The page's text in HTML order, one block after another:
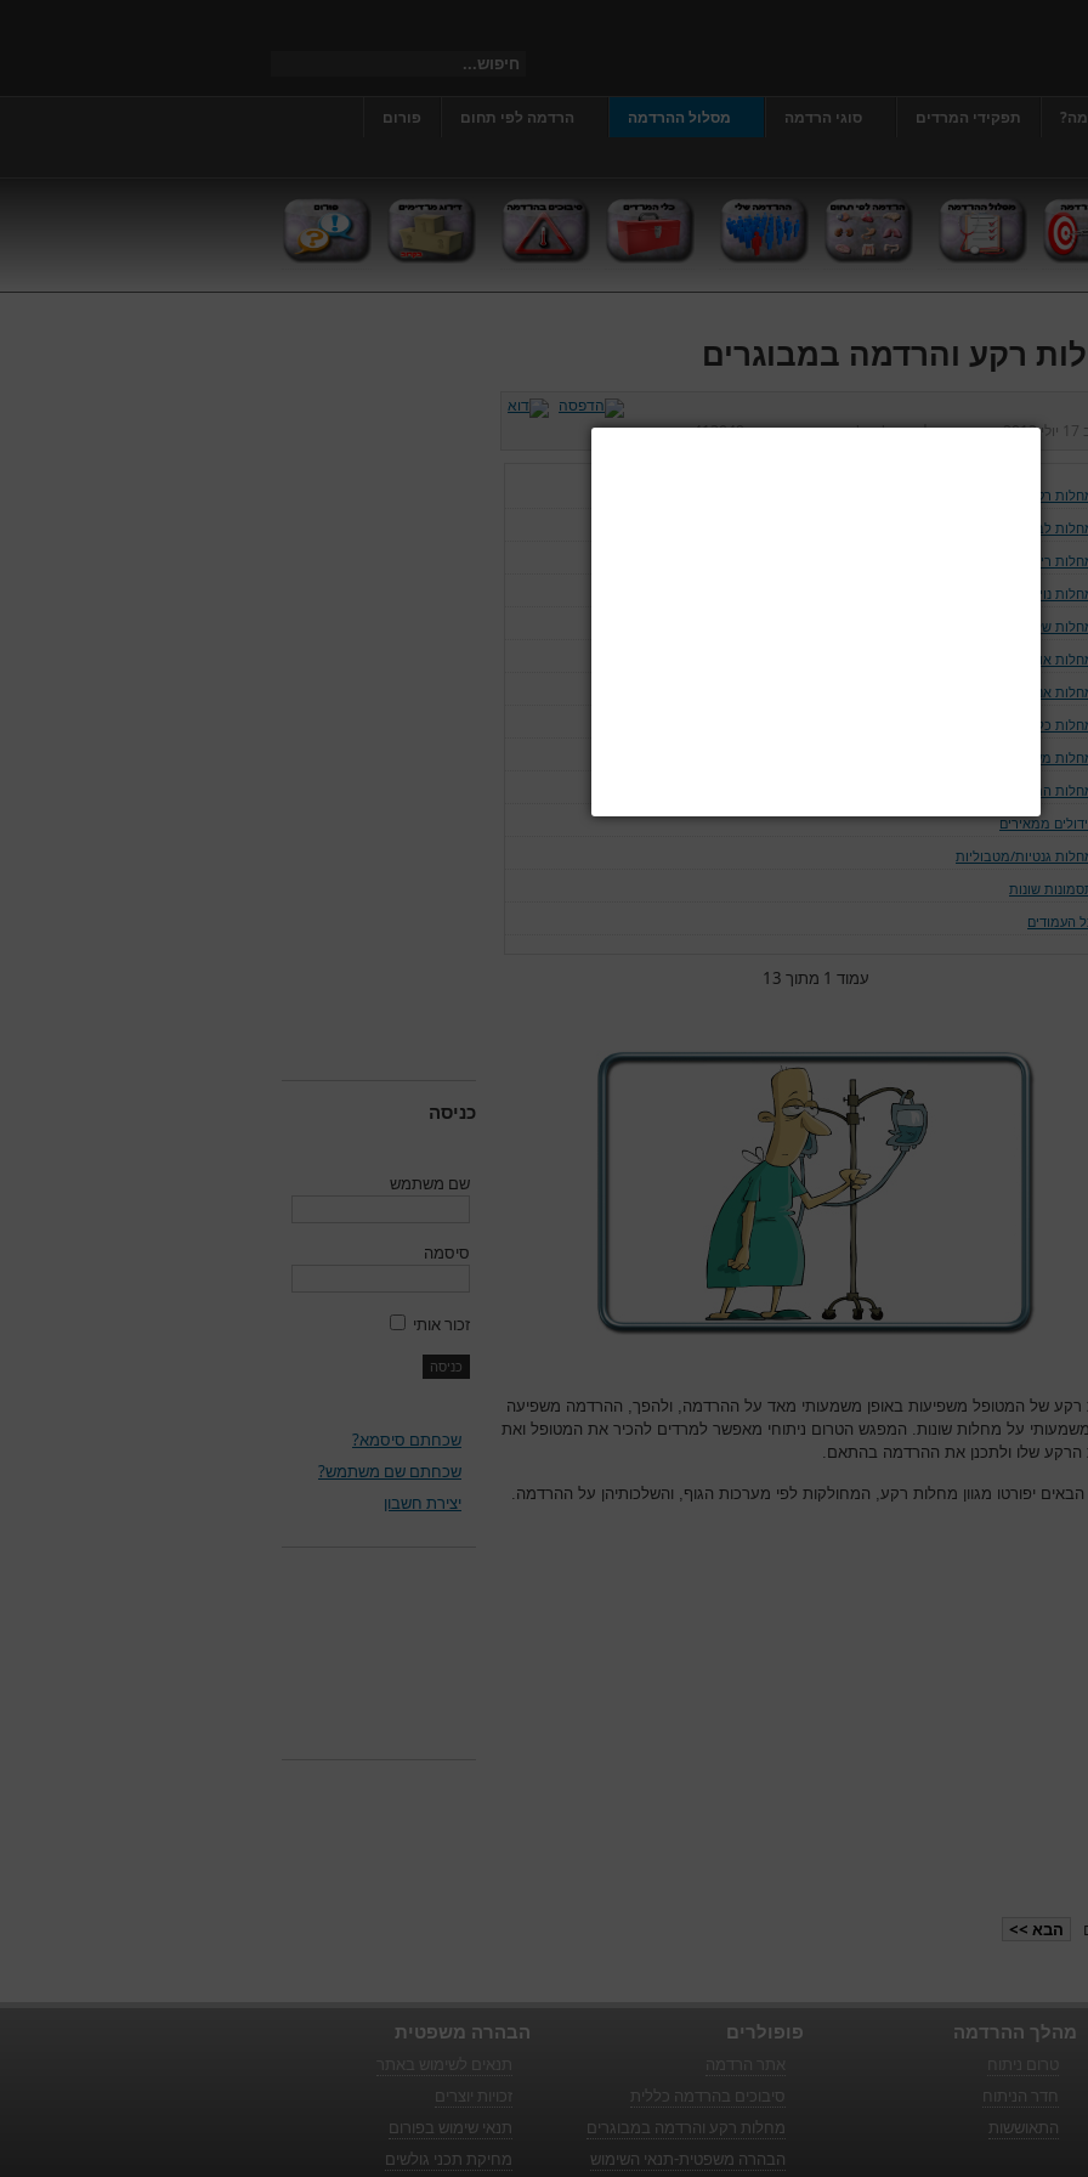
תפקידי המרדים סוגי הרדמה מסלול ההרדמה הרדמה לפי תחום
פורום
רקע והרדמה במבוגרים
17 יולי 2013 נכתב על ידידר' גרג'י יונתן כניסות:413049
רקע והרדמה במבוגרים
לב וכלי דם
ריאה ודרכי האויר
נוירולוגיות
שלד
אוטו-אימוניות
אנדוקריניות
כליה ומערכת השתן
מערכת העיכול
המאטולוגיות
ממאירים
גנטיות/מטבוליות
שונות
העמודים
עמוד 1 מתוך 13
רקע של המטופל משפיעות באופן משמעותי מאד על ההרדמה, ולהפך, ההרדמה משפיעה
משמעותי על מחלות שונות. המפגש הטרום ניתוחי מאפשר למרדים להכיר את המטופל ואת
הרקע שלו ולתכנן את ההרדמה בהתאם.
יפורטו מגוון מחלות רקע, המחולקות לפי מערכות הגוף, והשלכותיהן על ההרדמה.
הבא >>
כניסה
שם משתמש
סיסמה
זכור אותי
שכחתם סיסמא?
שכחתם שם משתמש?
יצירת חשבון
הבהרה משפטית
זכויות יוצרים
תנאי שימוש בפורום
מחיקת תכני גולשים
פופולרים
סיבוכים בהרדמה כללית
מחלות רקע והרדמה במבוגרים
הבהרה משפטית-תנאי השימוש
מהלך ההרדמה
חדר הניתוח
התאוששות